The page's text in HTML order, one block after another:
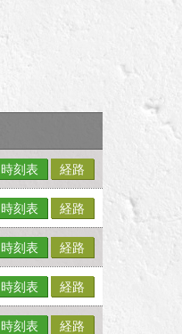
時刻表 経路
時刻表 経路
時刻表 経路
時刻表 経路
時刻表 経路